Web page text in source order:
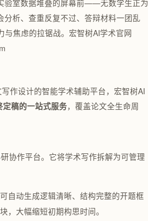
验室数据堆叠的屏幕前——无数学生正为
析、查重反复不过、答辩材料一团乱
焦虑的拉锯战。宏智树AI学术官网
作设计的智能学术辅助平台，宏智树AI
稿的一站式服务，覆盖论文全生命周
协作平台。它将学术写作拆解为可管理
自动生成逻辑清晰、结构完整的开题框
，大幅缩短初期构思时间。